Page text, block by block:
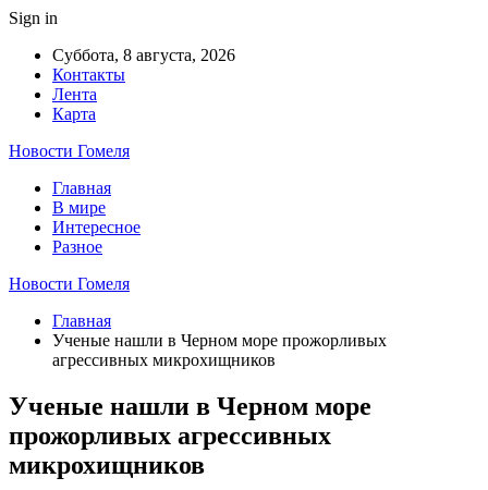
Sign in
Суббота, 8 августа, 2026
Контакты
Лента
Карта
Новости Гомеля
Главная
В мире
Интересное
Разное
Новости Гомеля
Главная
Ученые нашли в Черном море прожорливых
агрессивных микрохищников
Ученые нашли в Черном море
прожорливых агрессивных
микрохищников